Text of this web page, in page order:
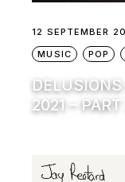
12 SEPTEMBER
MUSIC
POP
2021 – PART